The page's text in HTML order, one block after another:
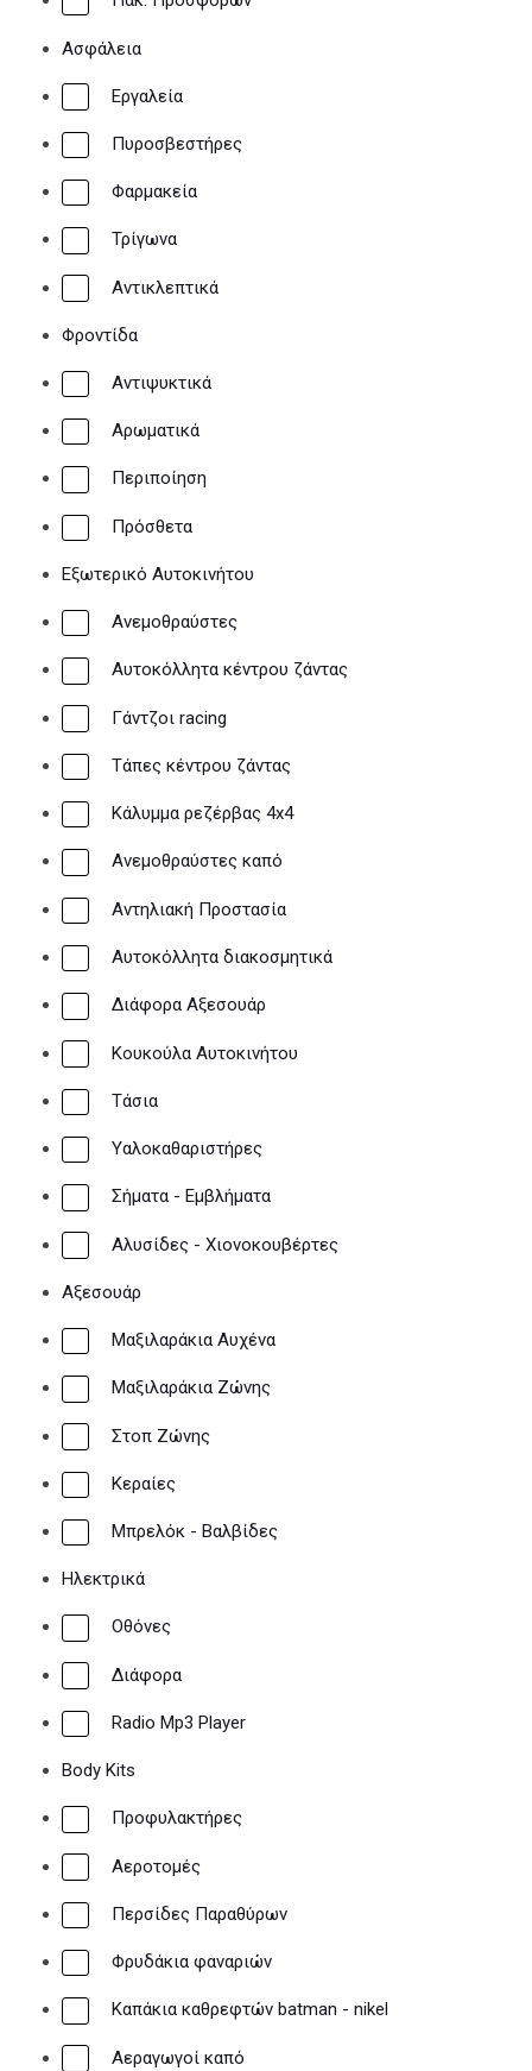
ΑΣΦΑΛΕΙΑ
Πυροσβεστήρες
Φαρμακεία
Τρίγωνα
Αντικλεπτικά
ΠΑΚΕΤΑ ΠΡΟΣΦΟΡΩΝ
To blog μας
Εγγραφή χονδρικής
Τηλεφωνικές παραγγελίες
23140 54683
Ασφάλεια
Εργαλεία
Πυροσβεστήρες
Φαρμακεία
Τρίγωνα
Αντικλεπτικά
Φροντίδα
Αντιψυκτικά
Αρωματικά
Περιποίηση
Πρόσθετα
Εξωτερικό Αυτοκινήτου
Ανεμοθραύστες
Αυτοκόλλητα κέντρου ζάντας
Γάντζοι racing
Τάπες κέντρου ζάντας
Κάλυμμα ρεζέρβας 4x4
Ανεμοθραύστες καπό
Αντηλιακή Προστασία
Αυτοκόλλητα διακοσμητικά
Διάφορα Αξεσουάρ
Κουκούλα Αυτοκινήτου
Τάσια
Υαλοκαθαριστήρες
Σήματα - Εμβλήματα
Αλυσίδες - Χιονοκουβέρτες
Αξεσουάρ
Μαξιλαράκια Αυχένα
Μαξιλαράκια Ζώνης
Στοπ Ζώνης
Κεραίες
Μπρελόκ - Βαλβίδες
Ηλεκτρικά
Οθόνες
Διάφορα
Radio Mp3 Player
Body Kits
Προφυλακτήρες
Αεροτομές
Περσίδες Παραθύρων
Φρυδάκια φαναριών
Καπάκια καθρεφτών batman - nikel
Αεραγωγοί καπό